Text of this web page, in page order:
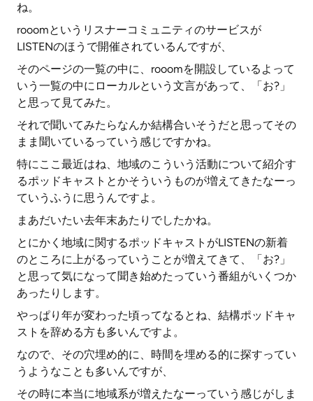
ね。
rooomというリスナーコミュニティのサービスが
LISTENのほうで開催されているんですが、
そのページの一覧の中に、rooomを開設しているよって
いう一覧の中にローカルという文言があって、「お?」
と思って見てみた。
それで聞いてみたらなんか結構合いそうだと思ってその
まま聞いているっていう感じですかね。
特にここ最近はね、地域のこういう活動について紹介す
るポッドキャストとかそういうものが増えてきたなーっ
ていうふうに思うんですよ。
まあだいたい去年末あたりでしたかね。
とにかく地域に関するポッドキャストがLISTENの新着
のところに上がるっていうことが増えてきて、「お?」
と思って気になって聞き始めたっていう番組がいくつか
あったりします。
やっぱり年が変わった頃ってなるとね、結構ポッドキャ
ストを辞める方も多いんですよ。
なので、その穴埋め的に、時間を埋める的に探すってい
うようなことも多いんですが、
その時に本当に地域系が増えたなーっていう感じがしま